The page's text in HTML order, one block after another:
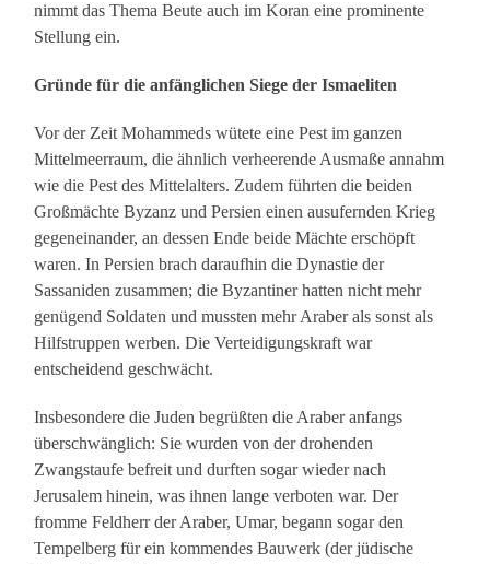
nimmt das Thema Beute auch im Koran eine prominente
Stellung ein.
Gründe für die anfänglichen Siege der Ismaeliten
Vor der Zeit Mohammeds wütete eine Pest im ganzen
Mittelmeerraum, die ähnlich verheerende Ausmaße annahm
wie die Pest des Mittelalters. Zudem führten die beiden
Großmächte Byzanz und Persien einen ausufernden Krieg
gegeneinander, an dessen Ende beide Mächte erschöpft
waren. In Persien brach daraufhin die Dynastie der
Sassaniden zusammen; die Byzantiner hatten nicht mehr
genügend Soldaten und mussten mehr Araber als sonst als
Hilfstruppen werben. Die Verteidigungskraft war
entscheidend geschwächt.
Insbesondere die Juden begrüßten die Araber anfangs
überschwänglich: Sie wurden von der drohenden
Zwangstaufe befreit und durften sogar wieder nach
Jerusalem hinein, was ihnen lange verboten war. Der
fromme Feldherr der Araber, Umar, begann sogar den
Tempelberg für ein kommendes Bauwerk (der jüdische